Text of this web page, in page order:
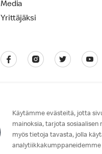
Media
Yrittäjäksi
Tietosuojaseloste
Käytämme evästeitä, jotta
mainoksia, tarjota
myös tietoja tavasta, jolla
analytiikkakumppaneidemme